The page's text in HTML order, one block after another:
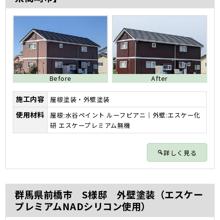
Before After
施工内容 屋根塗装・外壁塗装
使用材料
屋根:水谷ペイント ルーフピアニ｜外壁:エスケー化
研 エスケープレミアム無機
詳しく見る
群馬県前橋市 S様邸 外壁塗装（エスケー
プレミアムNADシリコン使用）